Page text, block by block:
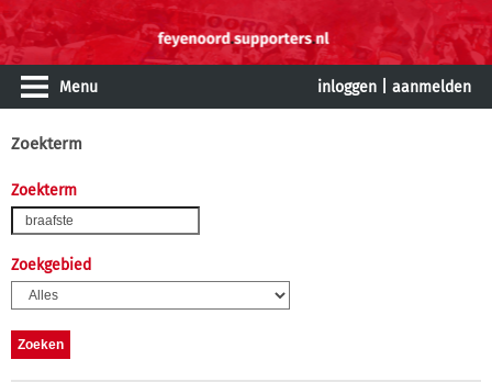
Menu inloggen aanmelden
Zoekterm
Zoekterm
Zoekgebied